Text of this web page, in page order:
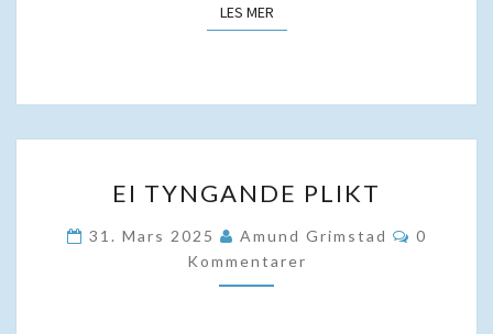
LES MERLES MER
TYNGANDE
PLIKT
EI TYNGANDE PLIKT
31. Mars 2025 Amund Grimstad
0
Kommentarer